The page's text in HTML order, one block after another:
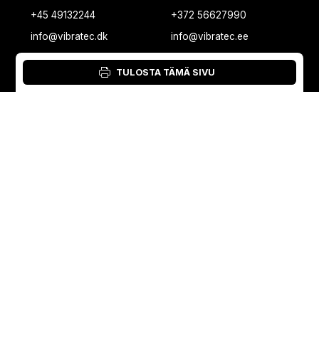
TULOSTA TÄMÄ SIVU
+45 49132244
info@vibratec.dk
+372 56627990
info@vibratec.ee
Intia